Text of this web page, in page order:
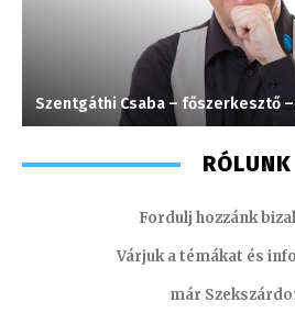
Szentgáthi Csaba – főszerkesztő
RÓLUNK
Fordulj hozzánk
Várjuk a témákat és
már